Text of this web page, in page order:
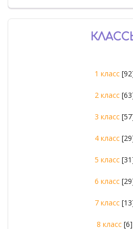
1 класс
2 класс
3 класс
4 класс
5 класс
6 класс
7 класс
8 класс [6]